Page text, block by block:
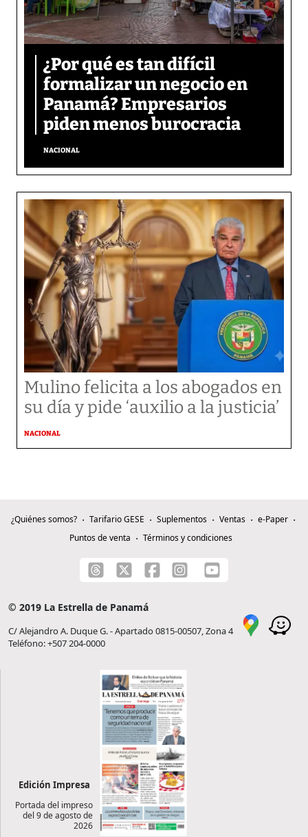
¿Por qué es tan difícil
formalizar un negocio en
Panamá? Empresarios
piden menos burocracia
NACIONAL
Mulino felicita a los abogados en
su día y pide ‘auxilio a la justicia’
NACIONAL
¿Quiénes somos? Tarifario GESE Suplementos Ventas
e-Paper
Puntos de venta
Términos y condiciones
© 2019 La Estrella de Panamá
C/ Alejandro A. Duque G. - Apartado 0815-00507, Zona 4
Teléfono: +507 204-0000
Edición Impresa
Portada del impreso
del 9 de agosto de
2026